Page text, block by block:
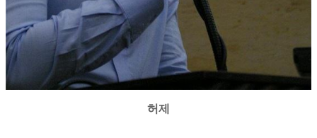
허제